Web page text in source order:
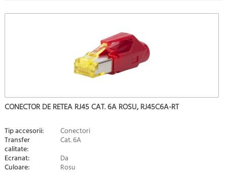
CONECTOR DE RETEA RJ45 CAT. 6A ROSU, RJ45C6A-RT
Tip accesorii: Conectori
Transfer
calitate:
Cat. 6A
Ecranat:
Da
Culoare: Rosu